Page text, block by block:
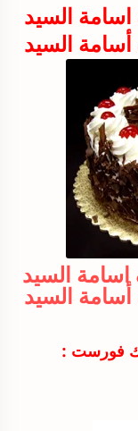
السيد
أسامة السيد
السيد
أسامة السيد
فورست :